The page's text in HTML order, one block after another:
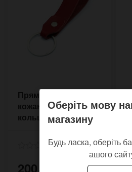
Прямой длинный
кожаный брелок с
кольцом 30 мм
200 грн.
Оберіть мову
магазину
Будь ласка, оберіть
ашого